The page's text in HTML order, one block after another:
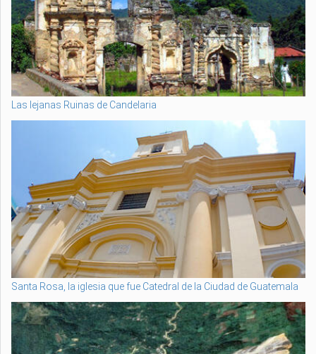
Las lejanas Ruinas de Candelaria
Santa Rosa, la iglesia que fue Catedral de la Ciudad de Guatemala